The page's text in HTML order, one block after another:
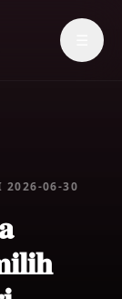
2026-06-30